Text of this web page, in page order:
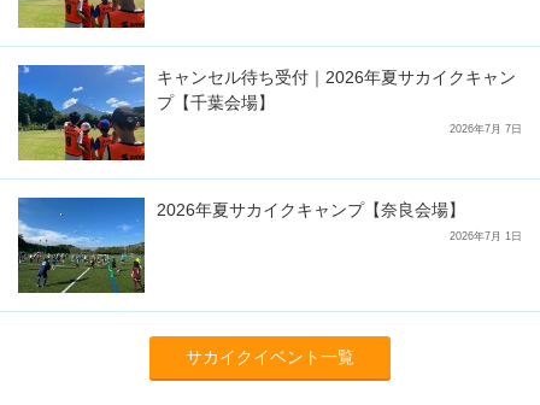
キャンセル待ち受付｜2026年夏サカイクキャン
プ【千葉会場】
2026年7月 7日
2026年夏サカイクキャンプ【奈良会場】
2026年7月 1日
サカイクイベント一覧